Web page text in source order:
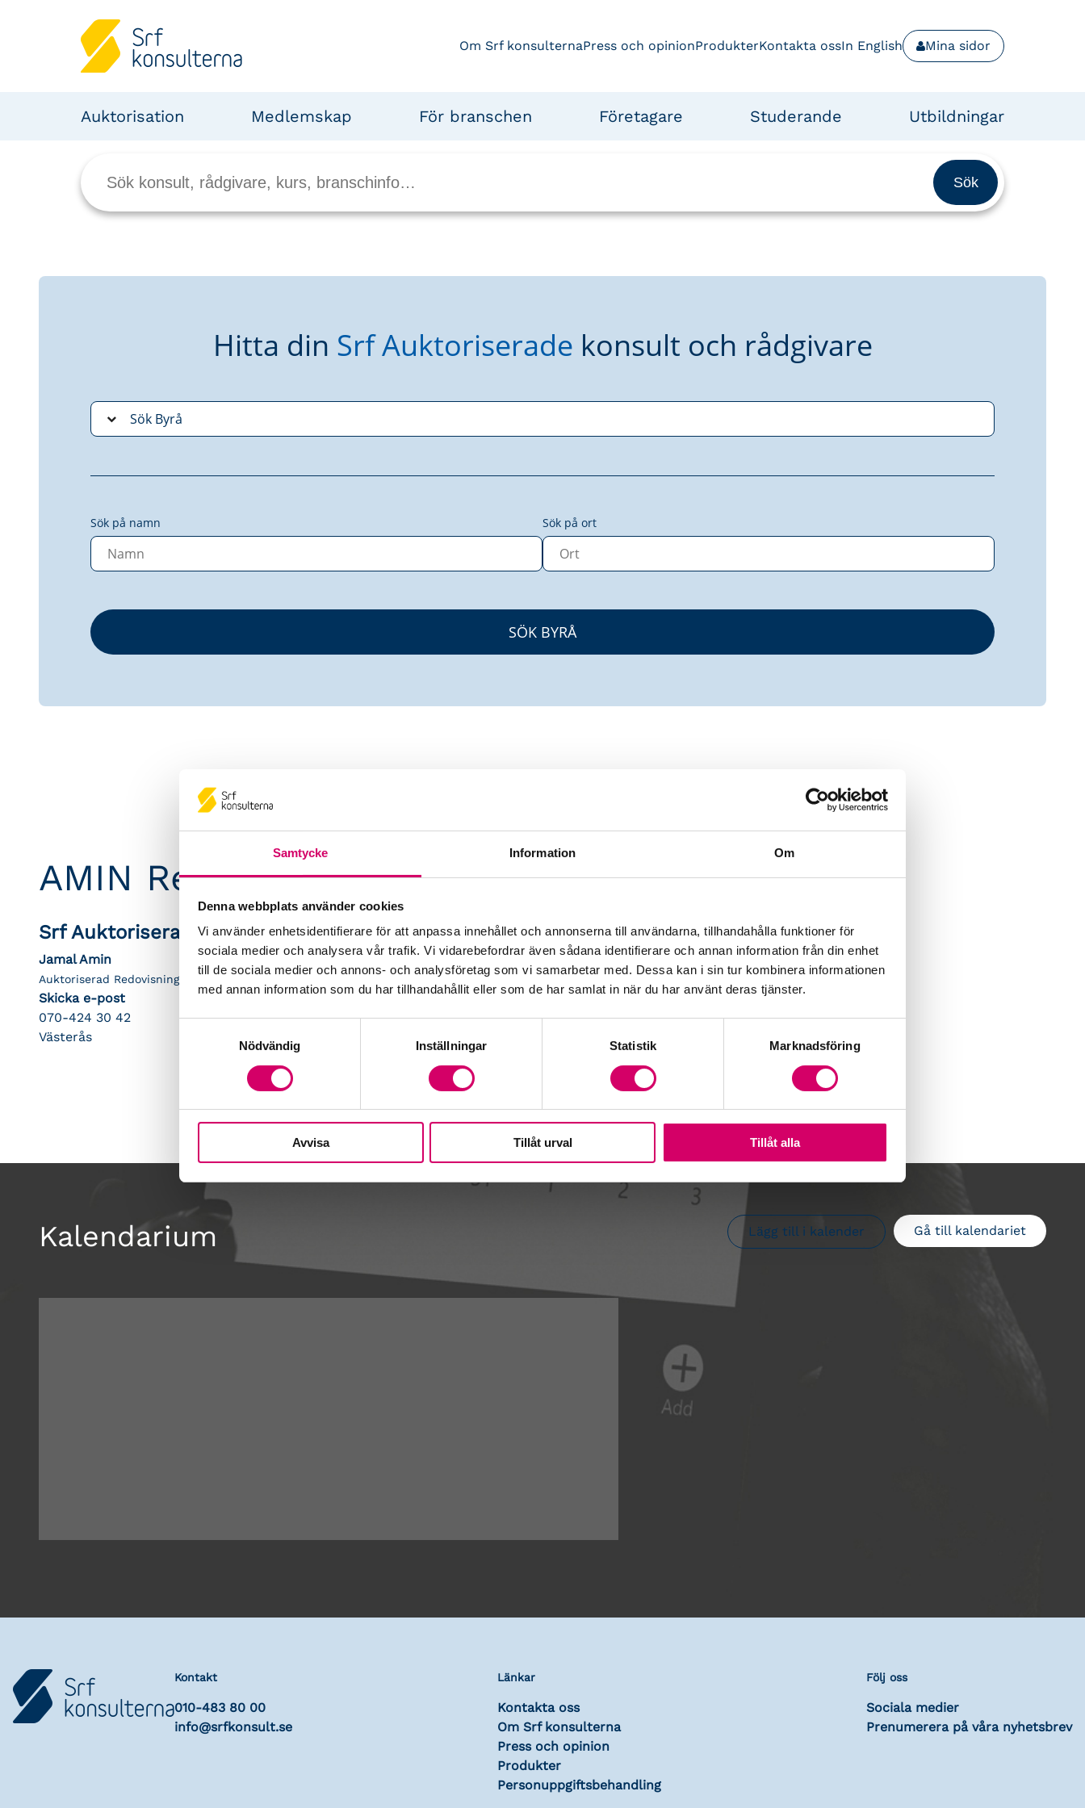
Samtycke Information Om
Denna webbplats använder cookies
Vi använder enhetsidentifierare för att anpassa innehållet och annonserna till användarna, tillhandahålla funktioner för
sociala medier och analysera vår trafik. Vi vidarebefordrar även sådana identifierare och annan information från din enhet
till de sociala medier och annons- och analysföretag som vi samarbetar med. Dessa kan i sin tur kombinera informationen
med annan information som du har tillhandahållit eller som de har samlat in när du har använt deras tjänster.
Nödvändig
Inställningar Statistik Marknadsföring
Avvisa Tillåt urval Tillåt alla
Om Srf konsulternaPress och opinionProdukterKontakta ossIn English Mina sidor
Auktorisation Medlemskap För branschen Företagare Studerande Utbildningar
Hitta din Srf Auktoriserade konsult och rådgivare
Sök på namn Sök på ort
AMIN Redovisning AB
Srf Auktoriserade konsulter
Jamal Amin
Auktoriserad Redovisningskonsult
Skicka e-post
070-424 30 42
Västerås
Kalendarium Gå till kalendariet
Lägg till i kalender
Kontakt
010-483 80 00
info@srfkonsult.se
Länkar
Kontakta oss
Om Srf konsulterna
Press och opinion
Produkter
Personuppgiftsbehandling
Följ oss
Sociala medier
Prenumerera på våra nyhetsbrev